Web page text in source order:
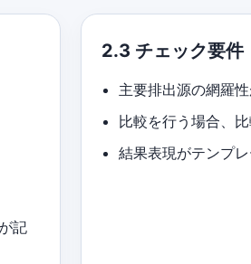
記
2.3 チェック要件
主要排出源の網羅
比較を行う場合、
結果表現がテンプ